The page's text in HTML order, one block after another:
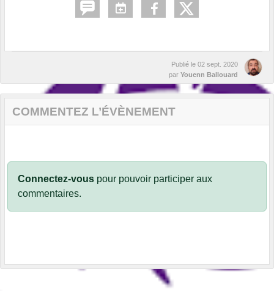
Publié le 02 sept. 2020
par Youenn Ballouard
COMMENTEZ L’ÉVÈNEMENT
Connectez-vous pour pouvoir participer aux
commentaires.